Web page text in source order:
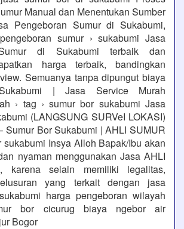
Manual dan Menentukan Sumber
Pengeboran Sumur di Sukabumi,
sumur › sukabumi Jasa
di Sukabumi terbaik dan
harga terbaik, bandingkan
Semuanya tanpa dipungut biaya
| Jasa Service Murah
› tag › sumur bor sukabumi Jasa
(LANGSUNG SURVeI LOKASI)
Sumur Bor Sukabumi | AHLI SUMUR
sukabumi Insya Alloh Bapak/Ibu akan
nyaman menggunakan Jasa AHLI
karena selain memiliki legalitas,
yang terkait dengan jasa
harga pengeboran wilayah
bor cicurug biaya ngebor air
Bogor